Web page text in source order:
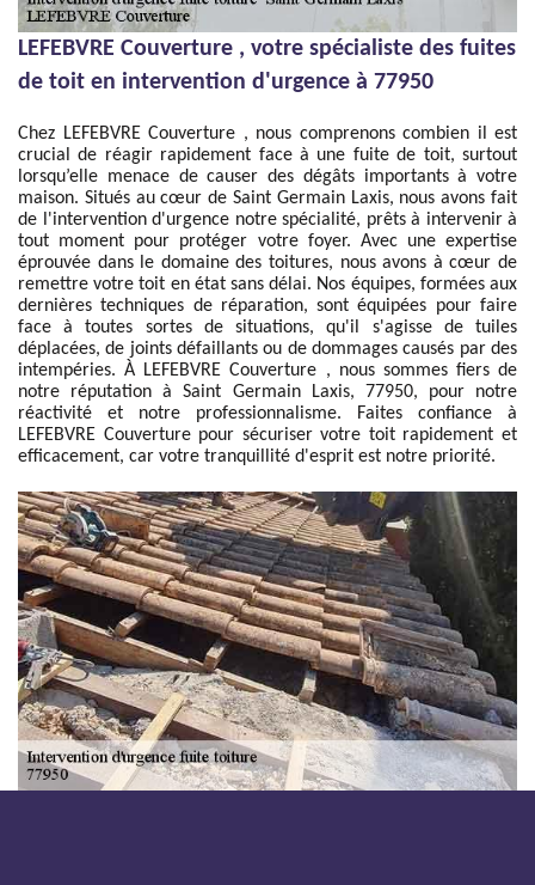
LEFEBVRE Couverture , votre spécialiste des fuites
de toit en intervention d'urgence à 77950
Chez LEFEBVRE Couverture , nous comprenons combien il est
crucial de réagir rapidement face à une fuite de toit, surtout
lorsqu’elle menace de causer des dégâts importants à votre
maison. Situés au cœur de Saint Germain Laxis, nous avons fait
de l'intervention d'urgence notre spécialité, prêts à intervenir à
tout moment pour protéger votre foyer. Avec une expertise
éprouvée dans le domaine des toitures, nous avons à cœur de
remettre votre toit en état sans délai. Nos équipes, formées aux
dernières techniques de réparation, sont équipées pour faire
face à toutes sortes de situations, qu'il s'agisse de tuiles
déplacées, de joints défaillants ou de dommages causés par des
intempéries. À LEFEBVRE Couverture , nous sommes fiers de
notre réputation à Saint Germain Laxis, 77950, pour notre
réactivité et notre professionnalisme. Faites confiance à
LEFEBVRE Couverture pour sécuriser votre toit rapidement et
efficacement, car votre tranquillité d'esprit est notre priorité.